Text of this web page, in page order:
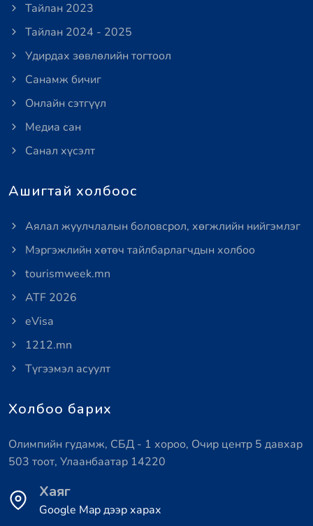
Тайлан 2023
Тайлан 2024 - 2025
Удирдах зөвлөлийн тогтоол
Санамж бичиг
Онлайн сэтгүүл
Медиа сан
Санал хүсэлт
Ашигтай холбоос
Аялал жуулчлалын боловсрол, хөгжлийн нийгэмлэг
Мэргэжлийн хөтөч тайлбарлагчдын холбоо
tourismweek.mn
ATF 2026
eVisa
1212.mn
Түгээмэл асуулт
Холбоо барих
Олимпийн гудамж, СБД - 1 хороо, Очир центр 5 давхар
503 тоот, Улаанбаатар 14220
Хаяг
Google Map дээр харах